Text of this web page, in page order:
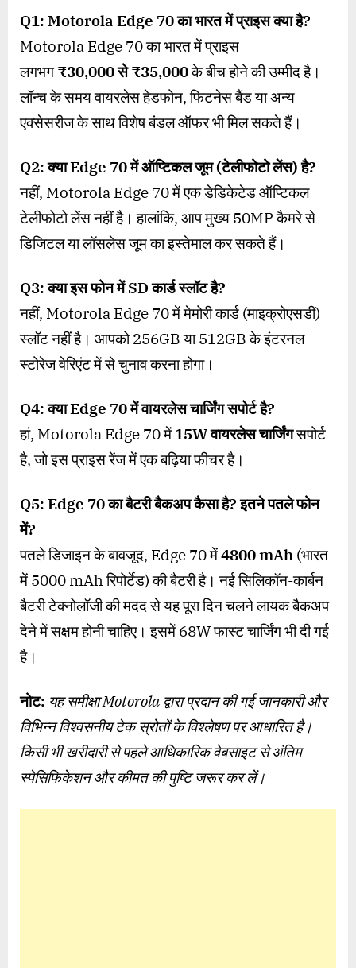
Q1: Motorola Edge 70का भारत में प्राइस क्या है?
Motorola Edge 70 का भारत में प्राइस
लगभग ₹30,000से₹35,000के बीच होने की उम्मीद है।
लॉन्च के समय वायरलेस हेडफोन, फिटनेस बैंड या अन्य
एक्सेसरीज के साथ विशेष बंडल ऑफर भी मिल सकते हैं।
Q2:क्याEdge 70में ऑप्टिकल जूम (टेलीफोटो लेंस) है?
नहीं, Motorola Edge 70 में एक डेडिकेटेड ऑप्टिकल
टेलीफोटो लेंस नहीं है। हालांकि, आप मुख्य 50MP कैमरे से
डिजिटल या लॉसलेस जूम का इस्तेमाल कर सकते हैं।
Q3:क्या इस फोन मेंSDकार्ड स्लॉट है?
नहीं, Motorola Edge 70 में मेमोरी कार्ड (माइक्रोएसडी)
स्लॉट नहीं है। आपको 256GB या 512GB के इंटरनल
स्टोरेज वेरिएंट में से चुनाव करना होगा।
Q4:क्याEdge 70में वायरलेस चार्जिंग सपोर्ट है?
हां, Motorola Edge 70 में 15Wवायरलेस चार्जिंगसपोर्ट
है, जो इस प्राइस रेंज में एक बढ़िया फीचर है।
Q5: Edge 70का बैटरी बैकअप कैसा है?इतने पतले फोन
में?
पतले डिजाइन के बावजूद, Edge 70 में4800 mAh (भारत
में 5000 mAh रिपोर्टेड) की बैटरी है। नई सिलिकॉन-कार्बन
बैटरी टेक्नोलॉजी की मदद से यह पूरा दिन चलने लायक बैकअप
देने में सक्षम होनी चाहिए। इसमें 68W फास्ट चार्जिंग भी दी गई
है।
नोट: यह समीक्षा Motorola द्वारा प्रदान की गई जानकारी और
विभिन्न विश्वसनीय टेक स्रोतों के विश्लेषण पर आधारित है।
किसी भी खरीदारी से पहले आधिकारिक वेबसाइट से अंतिम
स्पेसिफिकेशन और कीमत की पुष्टि जरूर कर लें।